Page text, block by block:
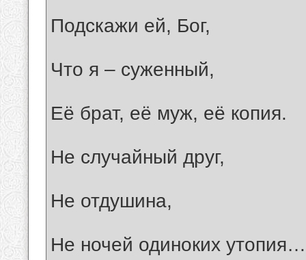
Подскажи ей, Бог,
Что я – суженный,
Её брат, её муж, её копия.
Не случайный друг,
Не отдушина,
Не ночей одиноких